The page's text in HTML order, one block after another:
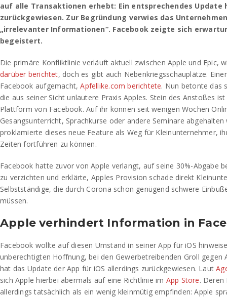
auf alle Transaktionen erhebt: Ein entsprechendes
zurückgewiesen. Zur Begründung verwies das
„irrelevanter Informationen“. Facebook zeigte sich
begeistert.
Die primäre Konfliktlinie verläuft aktuell zwischen Apple und Epic,
darüber berichtet, doch es gibt auch Nebenkriegsschauplätze.
Facebook aufgemacht,Apfellike.com berichtete. Nun betonte das
die aus seiner Sicht unlautere Praxis Apples. Stein des Anstoßes
Plattform von Facebook. Auf ihr können seit wenigen Wochen
Gesangsunterricht, Sprachkurse oder andere Seminare
proklamierte dieses neue Feature als Weg für Kleinunternehmer,
Zeiten fortführen zu können.
Facebook hatte zuvor von Apple verlangt, auf seine 30%-Abgabe
zu verzichten und erklärte, Apples Provision schade direkt
Selbstständige, die durch Corona schon genügend schwere
müssen.
Apple verhindert Information in
Facebook wollte auf diesen Umstand in seiner App für iOS
unberechtigten Hoffnung, bei den Gewerbetreibenden Groll gegen
hat das Update der App für iOS allerdings zurückgewiesen. Laut
sich Apple hierbei abermals auf eine Richtlinie im App Store.
allerdings tatsächlich als ein wenig kleinmütig empfinden: Apple